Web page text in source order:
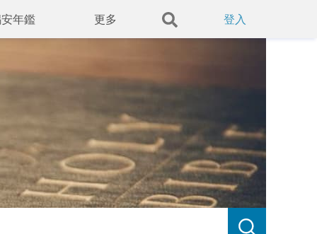
年鑑 更多 登入